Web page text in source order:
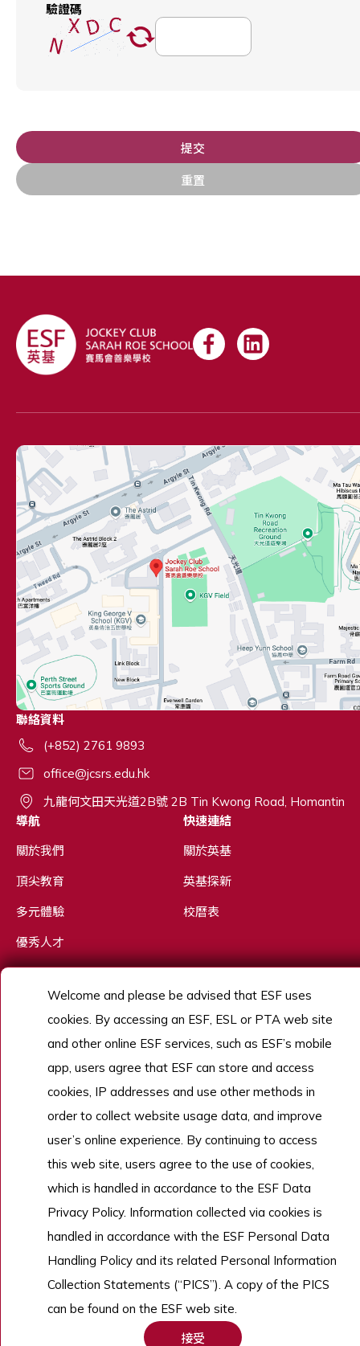
驗證碼
提交
重置
聯絡資料
(+852) 2761 9893
office@jcsrs.edu.hk
九龍何文田天光道2B號 2B Tin Kwong Road, Homantin
導航
關於我們
頂尖教育
多元體驗
優秀人才
招生
了解更多
快速連結
關於英基
英基探新
校曆表
Copyright © English Schools Foundation. Powered byANGLIA.
網站地圖
Welcome and please be advised that ESF uses
cookies. By accessing an ESF, ESL or PTA web site
and other online ESF services, such as ESF’s mobile
app, users agree that ESF can store and access
cookies, IP addresses and use other methods in
order to collect website usage data, and improve
user’s online experience. By continuing to access
this web site, users agree to the use of cookies,
which is handled in accordance to the ESF Data
Privacy Policy. Information collected via cookies is
handled in accordance with the ESF Personal Data
Handling Policy and its related Personal Information
Collection Statements (“PICS”). A copy of the PICS
can be found on the ESF web site.
接受